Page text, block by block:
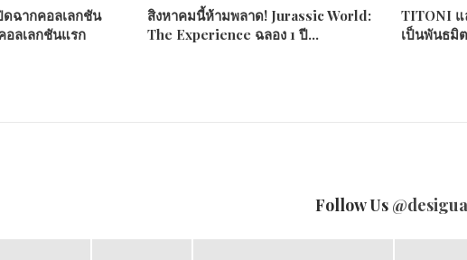
ดฉากคอลเลกชัน
อลเลกชันแรก
สิงหาคมนี้ห้ามพลาด! Jurassic World:
The Experience ฉลอง 1 ปี…
TITONI แ
เป็นพันธมิ
Follow Us